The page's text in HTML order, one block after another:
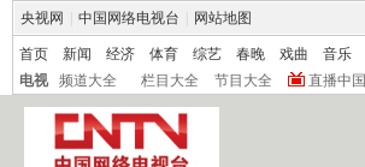
央视网 中国网络电视台 网站地图
首页 新闻 经济 体育 综艺 春晚 戏曲 音乐
电视
频道大全 栏目大全 节目大全 直播中国